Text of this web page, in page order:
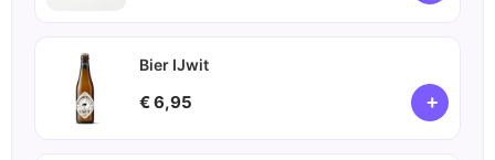
Bier IJwit
€ 6,95 +